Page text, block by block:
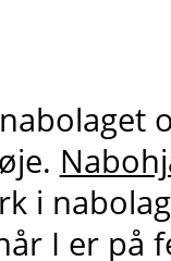
i
I er på